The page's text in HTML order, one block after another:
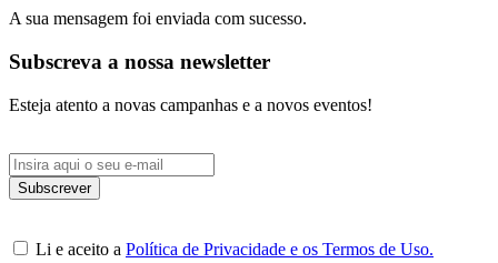
A sua mensagem foi enviada com sucesso.
Subscreva a nossa newsletter
Esteja atento a novas campanhas e a novos eventos!
Li e aceito a Política de Privacidade e os Termos de Uso.